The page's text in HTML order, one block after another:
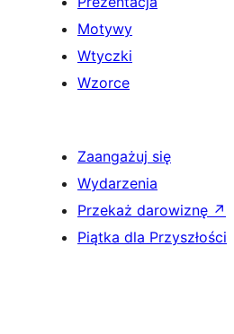
Motywy
Wtyczki
Wzorce
Zaangażuj się
Wydarzenia
Przekaż darowiznę ↗
Piątka dla Przyszłości